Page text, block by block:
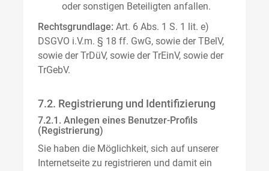
oder sonstigen Beteiligten anfallen.
Rechtsgrundlage: Art. 6 Abs. 1 S. 1 lit. e)
DSGVO i.V.m. § 18 ff. GwG, sowie der TBelV,
sowie der TrDüV, sowie der TrEinV, sowie der
TrGebV.
7.2. Registrierung und Identifizierung
7.2.1. Anlegen eines Benutzer-Profils
(Registrierung)
Sie haben die Möglichkeit, sich auf unserer
Internetseite zu registrieren und damit ein